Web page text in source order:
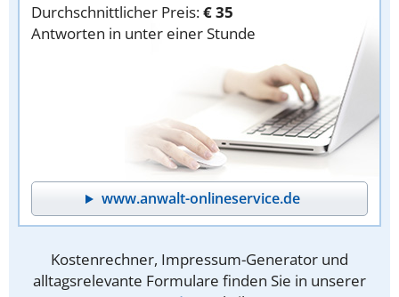
Durchschnittlicher Preis:€ 35
Antworten in unter einer Stunde
www.anwalt-onlineservice.de
Kostenrechner, Impressum-Generator und
alltagsrelevante Formulare finden Sie in unserer